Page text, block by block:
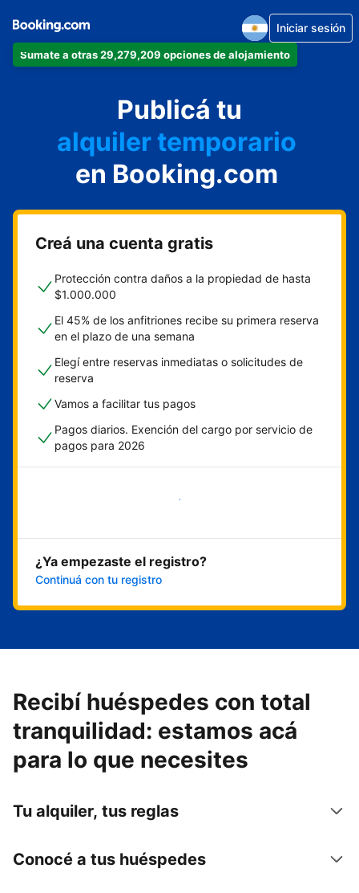
Sumate a otras 29,279,209 opciones de alojamiento
Iniciar sesión
Publicá tu
departamento
hotel
alquiler temporario
cabaña
aparthotel
en Booking.com
Creá una cuenta gratis
Protección contra daños a la propiedad de hasta
$1.000.000
El 45% de los anfitriones recibe su primera reserva
en el plazo de una semana
Elegí entre reservas inmediatas o solicitudes de
reserva
Vamos a facilitar tus pagos
Pagos diarios. Exención del cargo por servicio de
pagos para 2026
Empezar ahora
¿Ya empezaste el registro?
Continuá con tu registro
Recibí huéspedes con total
tranquilidad: estamos acá
para lo que necesites
Tu alquiler, tus reglas
Conocé a tus huéspedes